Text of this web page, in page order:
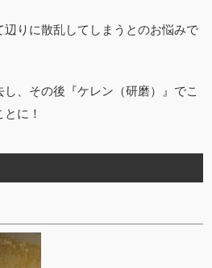
辺りに散乱してしまうとのお悩みで
、その後『ケレン（研磨）』でこ
に！